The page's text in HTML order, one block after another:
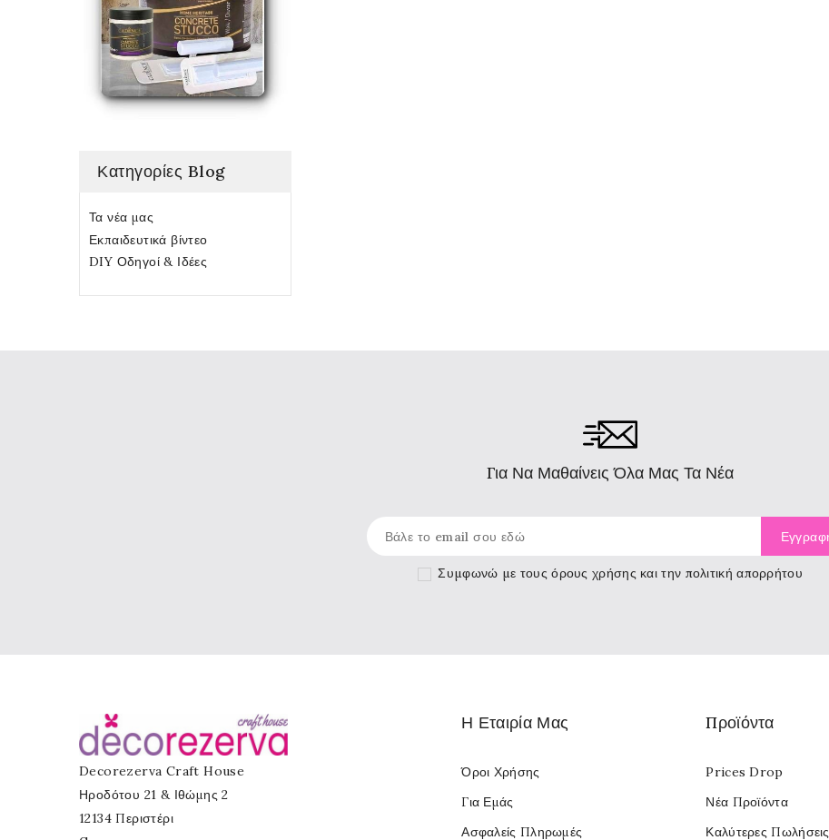
Κατηγορίες Blog
Τα νέα μας
Εκπαιδευτικά βίντεο
DIY Οδηγοί & Ιδέες
Για Να Μαθαίνεις Όλα Μας Τα Νέα
Συμφωνώ με τουςόρους χρήσης και την πολιτική απορρήτου
Decorezerva Craft House
Ηροδότου 21 & Ιθώμης 2
12134 Περιστέρι
Προϊόντα
Prices Drop
Νέα Προϊόντα
Καλύτερες Πωλήσεις
Η Εταιρία Μας
Όροι Χρήσης
Για Εμάς
Ασφαλείς Πληρωμές